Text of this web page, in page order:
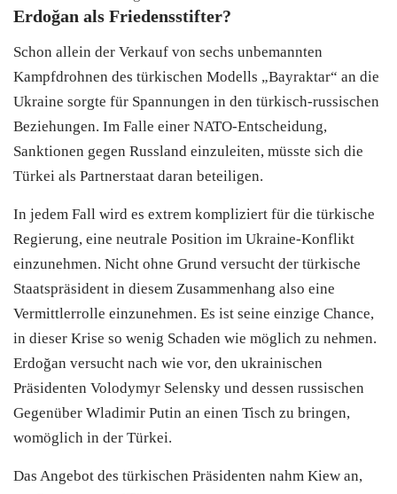
Erdoğan als Friedensstifter?
Schon allein der Verkauf von sechs unbemannten
Kampfdrohnen des türkischen Modells „Bayraktar“ an die
Ukraine sorgte für Spannungen in den türkisch-russischen
Beziehungen. Im Falle einer NATO-Entscheidung,
Sanktionen gegen Russland einzuleiten, müsste sich die
Türkei als Partnerstaat daran beteiligen.
In jedem Fall wird es extrem kompliziert für die türkische
Regierung, eine neutrale Position im Ukraine-Konflikt
einzunehmen. Nicht ohne Grund versucht der türkische
Staatspräsident in diesem Zusammenhang also eine
Vermittlerrolle einzunehmen. Es ist seine einzige Chance,
in dieser Krise so wenig Schaden wie möglich zu nehmen.
Erdoğan versucht nach wie vor, den ukrainischen
Präsidenten Volodymyr Selensky und dessen russischen
Gegenüber Wladimir Putin an einen Tisch zu bringen,
womöglich in der Türkei.
Das Angebot des türkischen Präsidenten nahm Kiew an,